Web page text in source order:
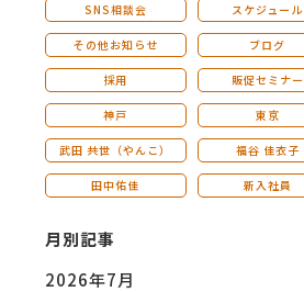
SNS相談会 スケジュール
その他お知らせ ブログ
採用 販促セミナー
神戸 東京
武田 共世（やんこ） 福谷 佳衣子
田中佑佳 新入社員
月別記事
2026年7月